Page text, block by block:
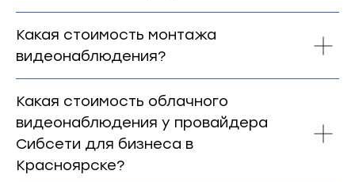
Какая стоимость монтажа
видеонаблюдения?
Какая стоимость облачного
видеонаблюдения у провайдера
Сибсети для бизнеса в
Красноярске?